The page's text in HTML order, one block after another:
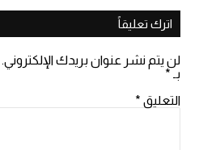
اترك تعليقاً
لن يتم نشر عنوان بريدك الإلكتروني.
بـ *
التعليق *